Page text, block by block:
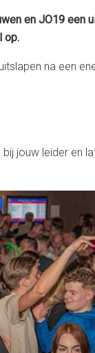
en JO19 een
op.
na een
jouw leider en